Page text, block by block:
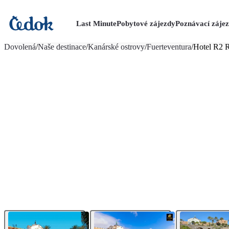
Last MinutePobytové zájezdyPoznávací
Dovolená/Naše destinace/Kanárské ostrovy/Fuerteventura/Hotel R2